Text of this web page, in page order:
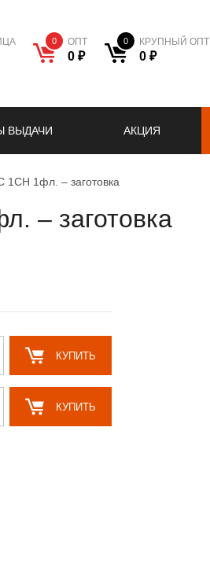
0 ОПТ
0 ₽
0 КРУПНЫЙ ОПТ
0 ₽
ВЫДАЧИ АКЦИЯ
1CH 1фл. – заготовка
– заготовка
КУПИТЬ
КУПИТЬ